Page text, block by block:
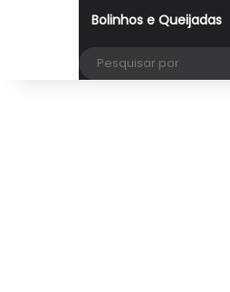
Bolinhos e Queijadas